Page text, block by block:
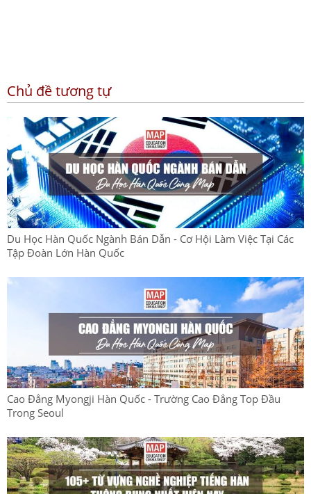
Chủ đề tương tự
Du Học Hàn Quốc Ngành Bán Dẫn - Cơ Hội Làm Việc Tại Các
Tập Đoàn Lớn Hàn Quốc
Cao Đẳng Myongji Hàn Quốc - Trường Cao Đẳng Top Đầu
Trong Seoul